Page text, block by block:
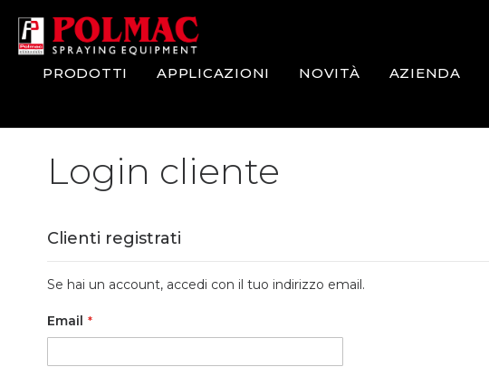
Salta
al
contenuto
PRODOTTI APPLICAZIONI NOVITÀ AZIENDA
Login cliente
Clienti registrati
Se hai un account, accedi con il tuo indirizzo email.
Email